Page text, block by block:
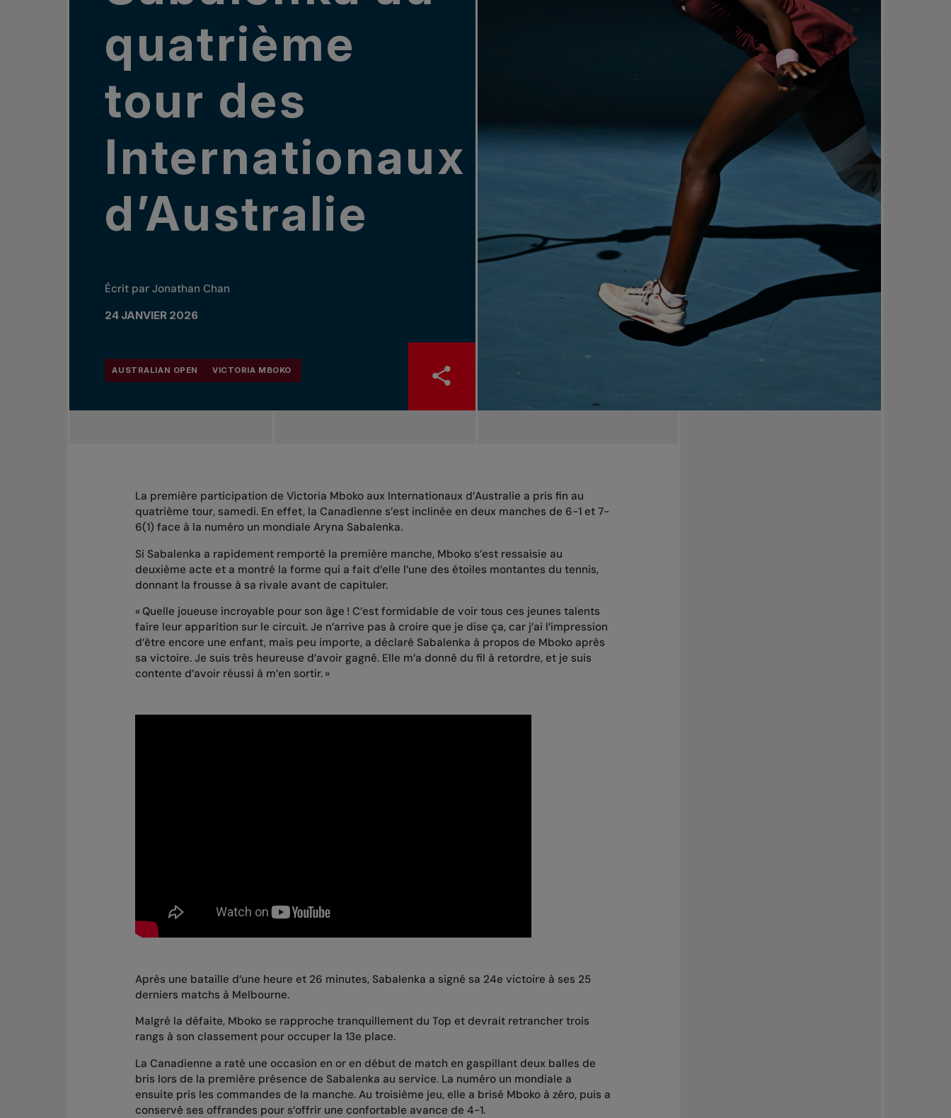
quatrième
tour des
Internationaux
d’Australie
Écrit par Jonathan Chan
24 JANVIER 2026
AUSTRALIAN OPEN VICTORIA MBOKO
La première participation de Victoria Mboko aux Internationaux d’Australie a pris fin au
quatrième tour, samedi. En effet, la Canadienne s’est inclinée en deux manches de 6-1 et 7-
6(1) face à la numéro un mondiale Aryna Sabalenka.
Si Sabalenka a rapidement remporté la première manche, Mboko s’est ressaisie au
deuxième acte et a montré la forme qui a fait d’elle l’une des étoiles montantes du tennis,
donnant la frousse à sa rivale avant de capituler.
« Quelle joueuse incroyable pour son âge ! C’est formidable de voir tous ces jeunes talents
faire leur apparition sur le circuit. Je n’arrive pas à croire que je dise ça, car j’ai l’impression
d’être encore une enfant, mais peu importe, a déclaré Sabalenka à propos de Mboko après
sa victoire. Je suis très heureuse d’avoir gagné. Elle m’a donné du fil à retordre, et je suis
contente d’avoir réussi à m’en sortir. »
Après une bataille d’une heure et 26 minutes, Sabalenka a signé sa 24e victoire à ses 25
derniers matchs à Melbourne.
Malgré la défaite, Mboko se rapproche tranquillement du Top et devrait retrancher trois
rangs à son classement pour occuper la 13e place.
La Canadienne a raté une occasion en or en début de match en gaspillant deux balles de
bris lors de la première présence de Sabalenka au service. La numéro un mondiale a
ensuite pris les commandes de la manche. Au troisième jeu, elle a brisé Mboko à zéro, puis a
conservé ses offrandes pour s’offrir une confortable avance de 4-1.